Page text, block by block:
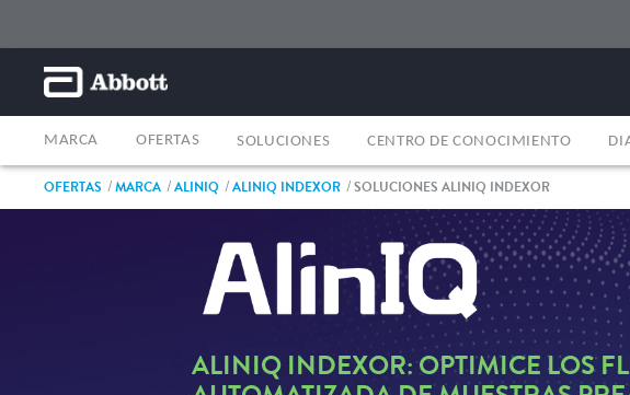
MARCA OFERTAS SOLUCIONES CENTRO DE CONOCIMIENTO
OFERTAS MARCA ALINIQ ALINIQ INDEXOR SOLUCIONES ALINIQ INDEXOR
ALINIQ INDEXOR: OPTIMICE LOS